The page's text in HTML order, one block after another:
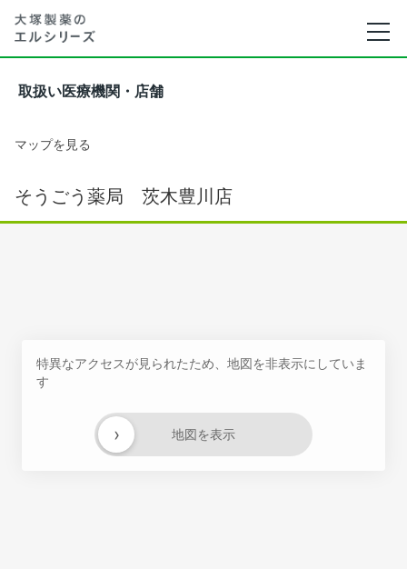
取扱い医療機関・店舗
マップを見る
そうごう薬局 茨木豊川店
特異なアクセスが見られたため、地図を非表示にしていま
す
地図を表示
›